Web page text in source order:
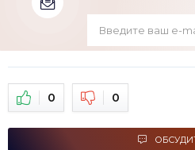
0 0